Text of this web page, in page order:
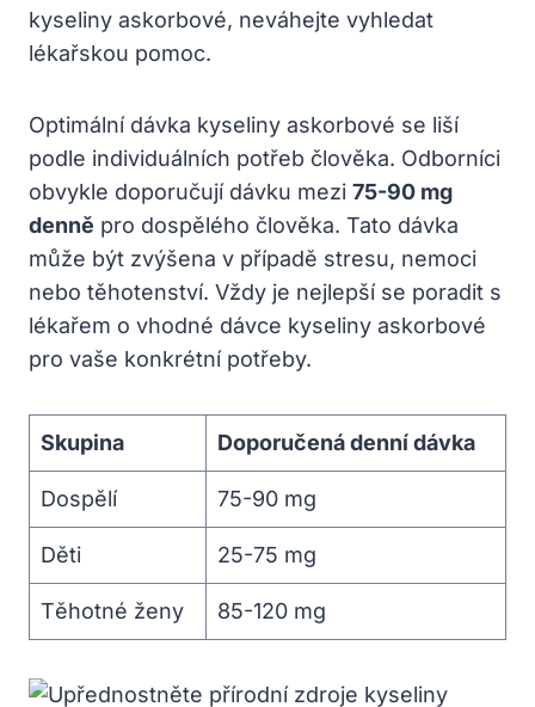
kyseliny askorbové, neváhejte vyhledat
lékařskou pomoc.
Optimální dávka kyseliny askorbové se liší
podle individuálních potřeb člověka. Odborníci
obvykle doporučují dávku mezi 75-90 mg
denně pro dospělého člověka. Tato dávka
může být zvýšena v případě stresu, nemoci
nebo těhotenství. Vždy je nejlepší se poradit s
lékařem o vhodné dávce kyseliny askorbové
pro vaše konkrétní potřeby.
Skupina Doporučená denní dávka
Dospělí 75-90 mg
Děti 25-75 mg
Těhotné ženy 85-120 mg